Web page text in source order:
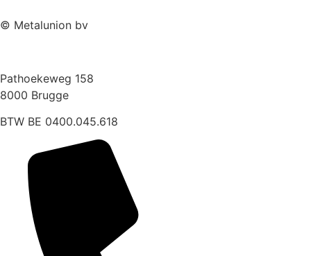
© Metalunion bv
Pathoekeweg 158
8000 Brugge
BTW BE 0400.045.618